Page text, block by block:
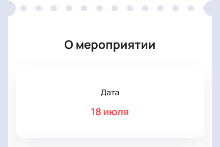
О мероприятии
Дата
18 июля